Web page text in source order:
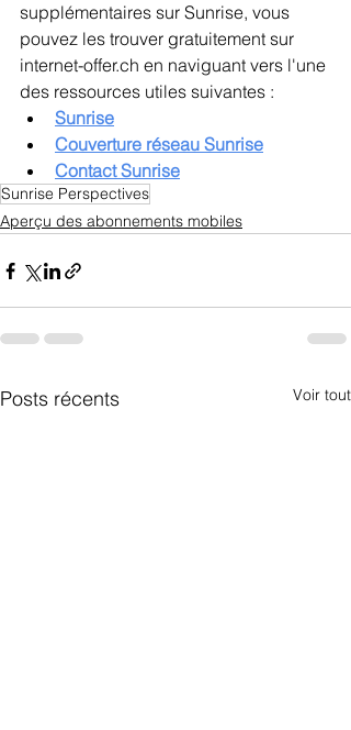
supplémentaires sur Sunrise, vous
pouvez les trouver gratuitement sur
internet-offer.ch en naviguant vers l'une
des ressources utiles suivantes :
Sunrise
Couverture réseau Sunrise
Contact Sunrise
Sunrise Perspectives
Aperçu des abonnements mobiles
Posts récents Voir tout